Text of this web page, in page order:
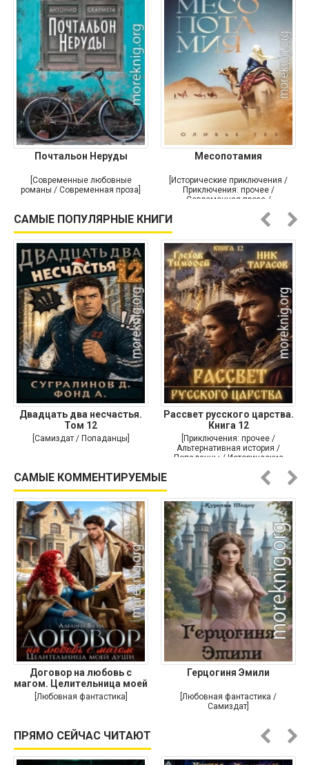
Почтальон Неруды
[Современные любовные
романы / Современная проза]
Месопотамия
[Исторические приключения /
Приключения: прочее /
Современная проза /
САМЫЕ ПОПУЛЯРНЫЕ КНИГИ
Двадцать два несчастья.
Том 12
[Самиздат / Попаданцы]
Рассвет русского царства.
Книга 12
[Приключения: прочее /
Альтернативная история /
Попаданцы / Исторические
САМЫЕ КОММЕНТИРУЕМЫЕ
Договор на любовь с
магом. Целительница моей
души
[Любовная фантастика]
Герцогиня Эмили
[Любовная фантастика /
Самиздат]
ПРЯМО СЕЙЧАС ЧИТАЮТ